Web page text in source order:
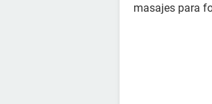
masajes para